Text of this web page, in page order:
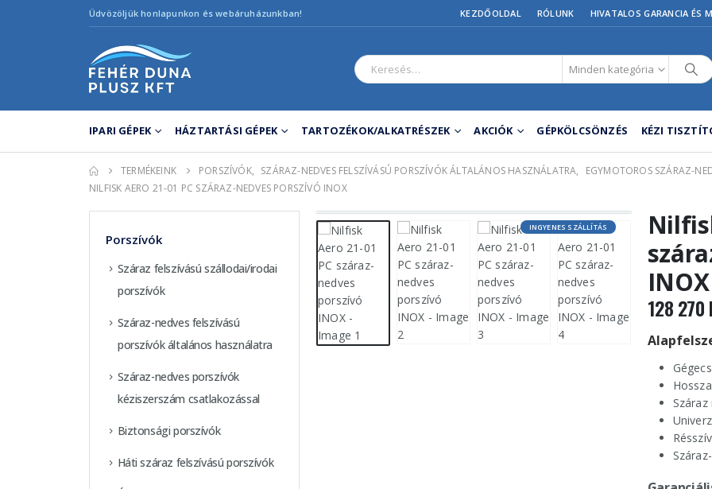
Üdvözöljük honlapunkon és webáruházunkban! KEZDŐOLDAL RÓLUNK HIVATALOS GARANCIA ÉS
Minden kategória
IPARI GÉPEK HÁZTARTÁSI GÉPEK TARTOZÉKOK/ALKATRÉSZEK AKCIÓK GÉPKÖLCSÖNZÉS KÉZI
TERMÉKEINK PORSZÍVÓK, SZÁRAZ-NEDVES FELSZÍVÁSÚ PORSZÍVÓK ÁLTALÁNOS HASZNÁLATRA,
EGYMOTOROS SZÁRAZ-
NILFISK AERO 21-01 PC SZÁRAZ-NEDVES PORSZÍVÓ INOX
INGYENES SZÁLLÍTÁS
INOX
128 270
Porszívók
Száraz felszívású szállodai/irodai
porszívók
Száraz-nedves felszívású
porszívók általános használatra
Száraz-nedves porszívók
kéziszerszám csatlakozással
Biztonsági porszívók
Háti száraz felszívású porszívók